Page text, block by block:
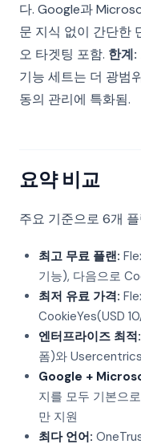
다. Google과
문 지식 없이 간단한
오 타겟팅 포함. 한계:
기능 세트는 더 광범
동의 관리에 특화됨.
요약 비교
주요 기준으로 6개
최고 무료 플랜:
기능), 다음으로
최저 유료 가격:
CookieYes(USD
엔터프라이즈 최적:
폼)와
Google +
지를 모두 기본으
만 지원
최다 언어: